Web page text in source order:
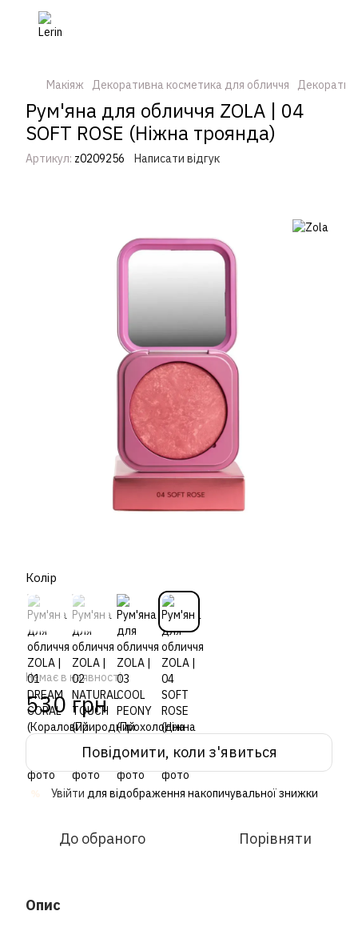
Макіяж Декоративна косметика для обличчя
Рум'яна для обличчя ZOLA | 04
SOFT ROSE (Ніжна троянда)
Артикул: z0209256 Написати відгук
Колір
Немає в наявності
530 грн
Повідомити, коли з'явиться
Увійти для відображення накопичувальної знижки
До обраного Порівняти
Опис